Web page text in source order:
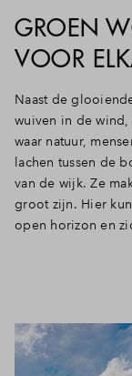
GROEN
VOOR
Naast de
wuiven in de
waar natuur,
lachen tussen de
van de wijk. Ze
groot zijn. Hier
open horizon en